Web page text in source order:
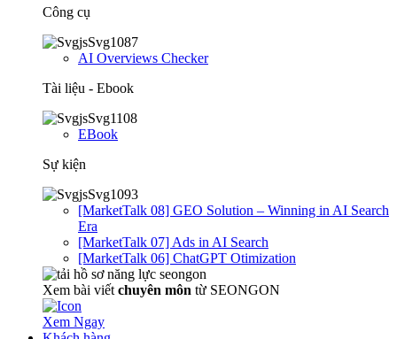
Công cụ
AI Overviews Checker
Tài liệu - Ebook
EBook
Sự kiện
[MarketTalk 08] GEO Solution – Winning in AI Search
Era
[MarketTalk 07] Ads in AI Search
[MarketTalk 06] ChatGPT Otimization
Xem bài viết chuyên môn từ SEONGON
Xem Ngay